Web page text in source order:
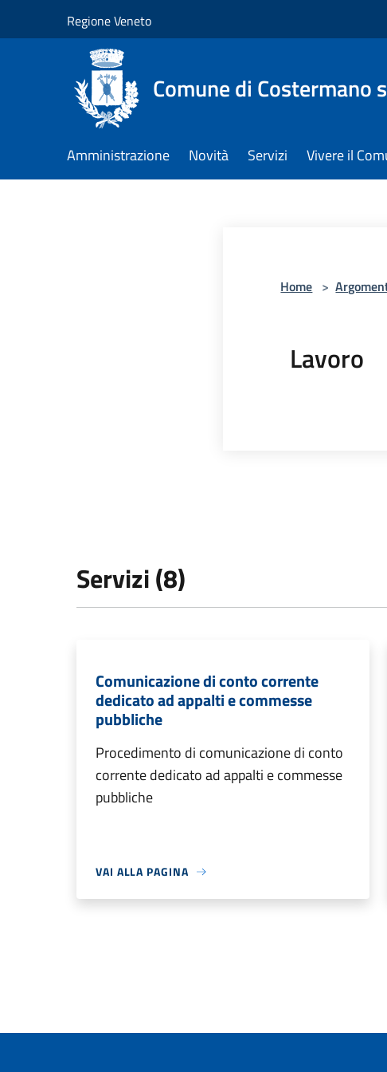
Regione Veneto
Comune di Costermano
Amministrazione Novità Servizi Vivere il
Home >
Lavoro
Servizi (8)
Comunicazione di conto corrente
dedicato ad appalti e commesse
pubbliche
Procedimento di comunicazione di conto
corrente dedicato ad appalti e commesse
pubbliche
VAI ALLA PAGINA